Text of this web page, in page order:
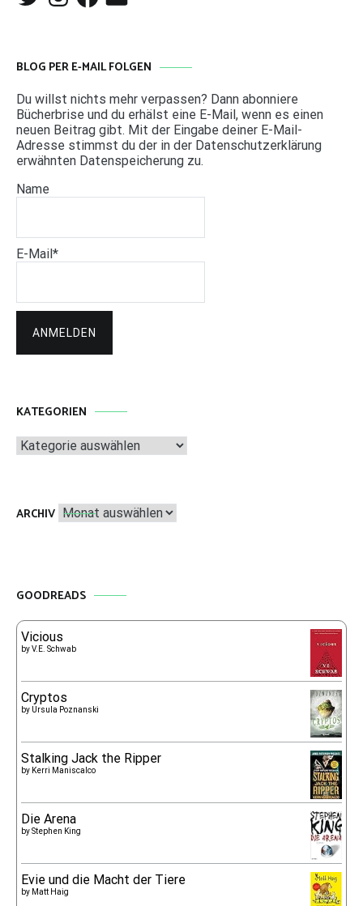
BLOG PER E-MAIL FOLGEN
Du willst nichts mehr verpassen? Dann abonniere
Bücherbrise und du erhälst eine E-Mail, wenn es einen
neuen Beitrag gibt. Mit der Eingabe deiner E-Mail-
Adresse stimmst du der in der Datenschutzerklärung
erwähnten Datenspeicherung zu.
Name
E-Mail*
KATEGORIEN
Kategorien
ARCHIV Archiv
GOODREADS
Vicious
byV.E. Schwab
Cryptos
by Ursula Poznanski
Stalking Jack the Ripper
by Kerri Maniscalco
Die Arena
byStephen King
Evie und die Macht der Tiere
by Matt Haig